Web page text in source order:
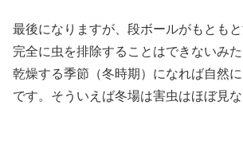
最後になりますが、段ボールがもとも
完全に虫を排除することはできないみ
乾燥する季節（冬時期）になれば自然
です。そういえば冬場は害虫はほぼ見な